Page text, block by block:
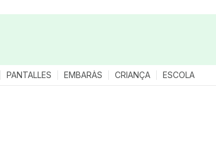
PANTALLES EMBARÀS CRIANÇA ESCOLA